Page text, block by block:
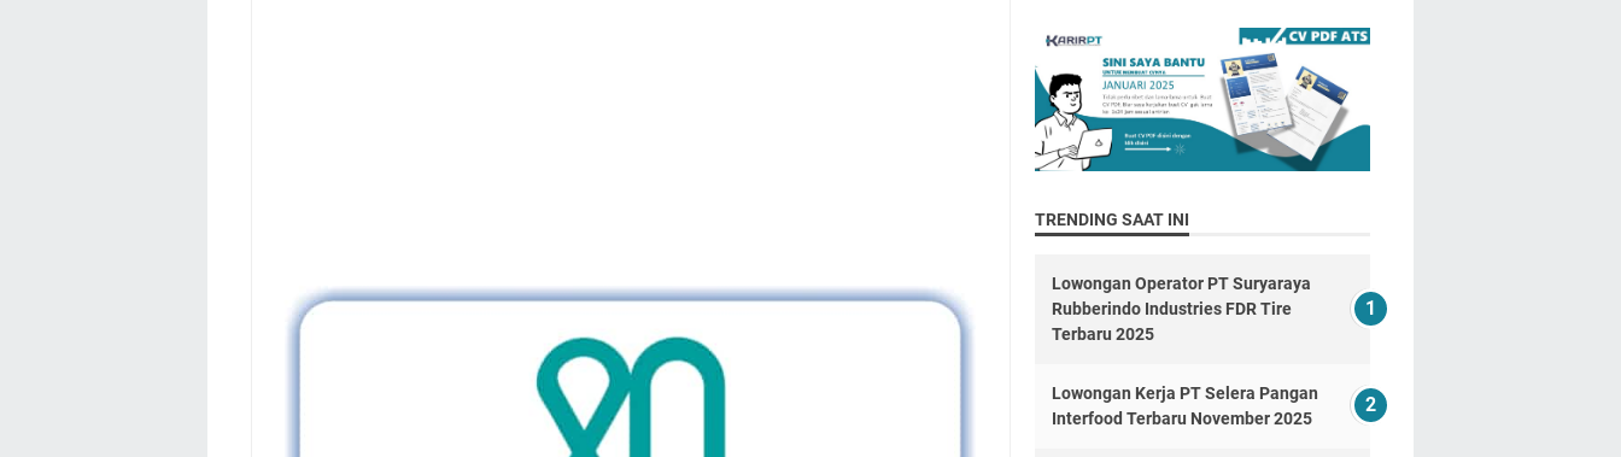
TRENDING SAAT INI
Lowongan Operator PT Suryaraya
Rubberindo Industries FDR Tire
Terbaru 2025
Lowongan Kerja PT Selera Pangan
Interfood Terbaru November 2025